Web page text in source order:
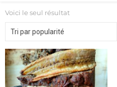
Voici le seul résultat